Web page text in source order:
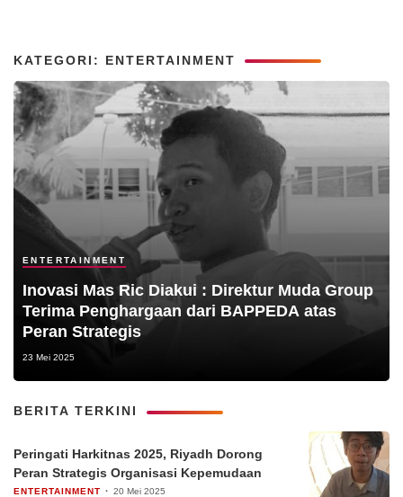
KATEGORI: ENTERTAINMENT
ENTERTAINMENT
Inovasi Mas Ric Diakui : Direktur Muda Group
Terima Penghargaan dari BAPPEDA atas
Peran Strategis
23 Mei 2025
BERITA TERKINI
Peringati Harkitnas 2025, Riyadh Dorong
Peran Strategis Organisasi Kepemudaan
ENTERTAINMENT 20 Mei 2025